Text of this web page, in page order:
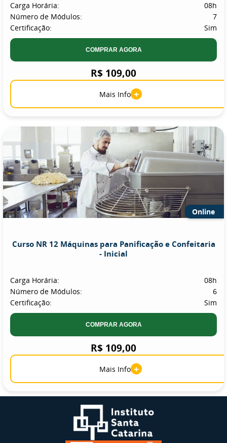
Carga Horária:
08h
Número de Módulos:
7
Certificação:
Sim
COMPRAR AGORA
R$ 109,00
Mais Info +
Online
Curso NR 12 Máquinas para Panificação e Confeitaria
- Inicial
Carga Horária:
08h
Número de Módulos:
6
Certificação:
Sim
COMPRAR AGORA
R$ 109,00
Mais Info +